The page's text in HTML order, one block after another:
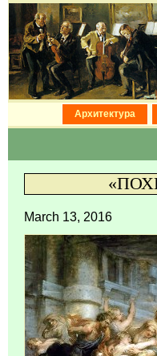
Архитектура
March 13, 2016